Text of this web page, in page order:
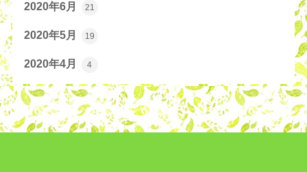
2020年6月 21
2020年5月 19
2020年4月 4